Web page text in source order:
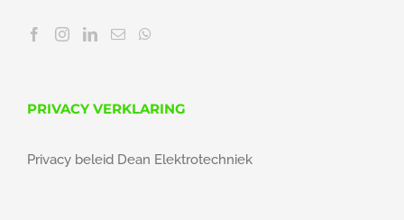
PRIVACY VERKLARING
Privacy beleid Dean Elektrotechniek